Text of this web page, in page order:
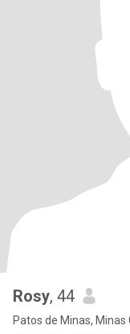
Rosy, 44
Patos de Minas, Minas